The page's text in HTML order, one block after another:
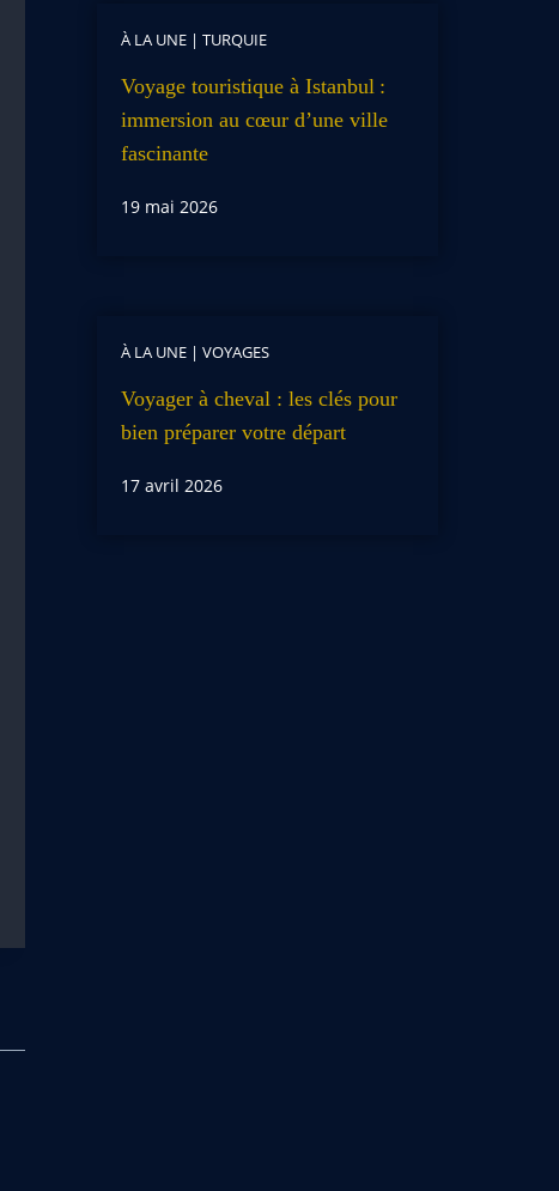
À LA UNE| TURQUIE
Voyage touristique à Istanbul :
immersion au cœur d’une ville
fascinante
19 mai 2026
À LA UNE| VOYAGES
Voyager à cheval : les clés pour
bien préparer votre départ
17 avril 2026